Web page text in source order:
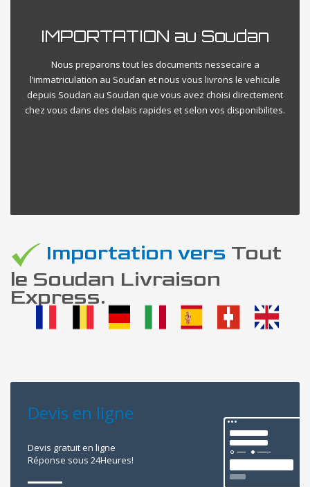
IMPORTATION au Soudan
Nous preparons tout les documents nessecaire a
l’immatriculation au Soudan et nous vous livrons le vehicule
depuis Soudan au Soudan que vous avez choisi directement
chez vous dans des delais rapides et selon vos disponibilites.
Importation vers Tout
le Soudan Livraison
Express.
Devis en ligne
Devis gratuit en ligne
Réponse sous 24Heures!